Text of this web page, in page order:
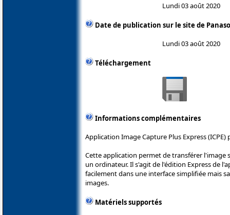
Lundi 03 août 2020
Date de publication sur le site de
Lundi 03 août 2020
Téléchargement
Informations complémentaires
Application Image Capture Plus Express (ICPE)
Cette application permet de transférer l'image
un ordinateur. Il s'agit de l'édition Express de
facilement dans une interface simplifiée mais
images.
Matériels supportés